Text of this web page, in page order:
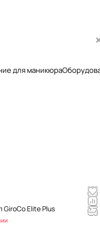
для маникюра
Elite Plus